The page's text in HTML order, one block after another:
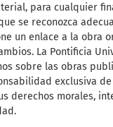
para cualquier
se reconozca
un enlace a la obra
La Pontificia
sobre las obras
exclusiva
derechos morales,